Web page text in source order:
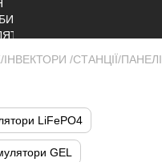
ІНВЕКТОРИ /СТАНЦІЇ/
LiFePO4
GEL